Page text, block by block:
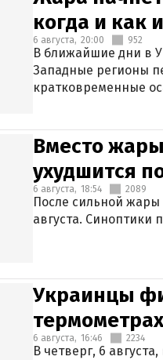
когда и как
6 августа, 20:00 952
В ближайшие дни в
Западные регионы
кратковременные
Вместо
ухудшится
6 августа, 18:54 2089
После сильной жары
августа. Синоптики
Украинцы
6 августа, 16:46 2234
В четверг, 6